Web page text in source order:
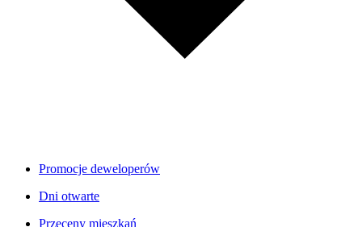
Promocje deweloperów
Dni otwarte
Przeceny mieszkań